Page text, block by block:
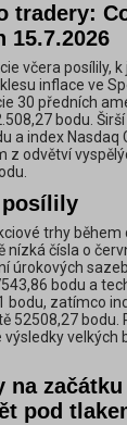
tradery:
včera posílily,
inflace ve
30 předních
bodu.
a index Nasdaq
odvětví
posílily
trhy během
nízká čísla o
úrokových
bodu a
bodu, zatímco
52508,27
velkých
na
pod